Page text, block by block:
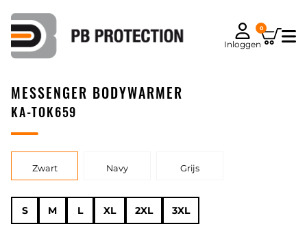
Inloggen
0
MESSENGER BODYWARMER
KA-TOK659
Zwart Navy Grijs
S M L XL 2XL 3XL